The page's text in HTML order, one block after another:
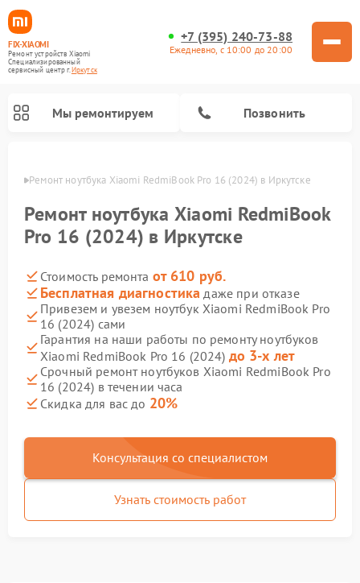
FIX-XIAOMI
Ремонт устройств Xiaomi
Специализированный
cервисный центр г.Иркутск
+7 (395) 240-73-88
Ежедневно, с 10:00 до 20:00
Мы ремонтируем Позвонить
Ремонт ноутбука Xiaomi RedmiBook Pro 16 (2024) в Иркутске
Ремонт ноутбука Xiaomi RedmiBook
Pro 16 (2024) в Иркутске
Стоимость ремонта от 610 руб.
Бесплатная диагностика даже при отказе
Привезем и увезем ноутбук Xiaomi RedmiBook Pro
16 (2024) сами
Гарантия на наши работы по ремонту ноутбуков
Xiaomi RedmiBook Pro 16 (2024) до 3-х лет
Срочный ремонт ноутбуков Xiaomi RedmiBook Pro
16 (2024) в течении часа
Скидка для вас до 20%
Консультация со специалистом
Узнать стоимость работ